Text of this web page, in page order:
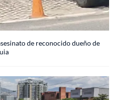
de reconocido dueño de